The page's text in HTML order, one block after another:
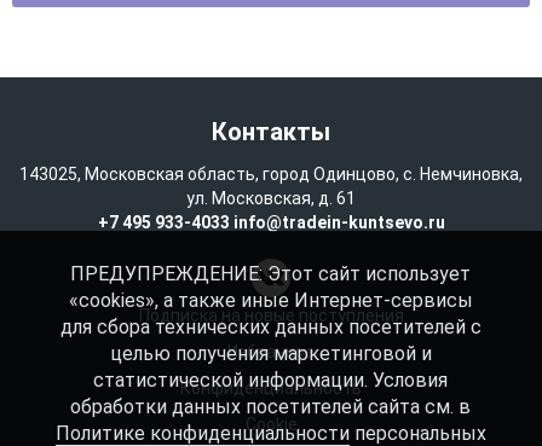
Контакты
143025, Московская область, город Одинцово, с. Немчиновка,
ул. Московская, д. 61
+7 495 933-4033 info@tradein-kuntsevo.ru
Подписка на новые поступления
Избранное
Конфиденциальность
Cookie
ПРЕДУПРЕЖДЕНИЕ: Этот сайт использует
«cookies», а также иные Интернет-сервисы
для сбора технических данных посетителей с
целью получения маркетинговой и
статистической информации. Условия
обработки данных посетителей сайта см. в
Политике конфиденциальностиперсональных